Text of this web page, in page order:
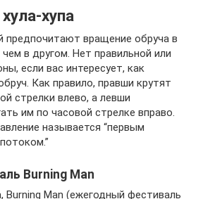
хупа
вращение обруча в
в другом. Нет правильной или
если вас интересует, как
Как правило, правши крутят
стрелки влево, а левши
им по часовой стрелке вправо.
называется “первым
Burning Man
Burning Man (ежегодный фестиваль